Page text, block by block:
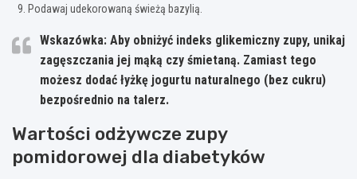
Podawaj udekorowaną świeżą bazylią.
Wskazówka: Aby obniżyć indeks glikemiczny zupy, unikaj
zagęszczania jej mąką czy śmietaną. Zamiast tego
możesz dodać łyżkę jogurtu naturalnego (bez cukru)
bezpośrednio na talerz.
Wartości odżywcze zupy
pomidorowej dla diabetyków